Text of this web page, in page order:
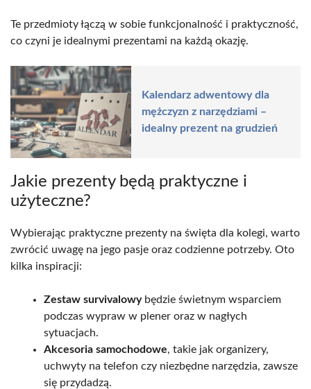
Te przedmioty łączą w sobie funkcjonalność i praktyczność,
co czyni je idealnymi prezentami na każdą okazję.
Kalendarz adwentowy dla
mężczyzn z narzędziami –
idealny prezent na grudzień
Jakie prezenty będą praktyczne i
użyteczne?
Wybierając praktyczne prezenty na święta dla kolegi, warto
zwrócić uwagę na jego pasje oraz codzienne potrzeby. Oto
kilka inspiracji:
Zestaw survivalowybędzie świetnym wsparciem
podczas wypraw w plener oraz w nagłych
sytuacjach.
Akcesoria samochodowe, takie jak organizery,
uchwyty na telefon czy niezbędne narzędzia, zawsze
się przydadzą.